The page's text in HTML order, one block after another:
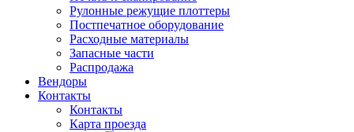
Рулонные режущие плоттеры
Постпечатное оборудование
Расходные материалы
Запасные части
Распродажа
Вендоры
Контакты
Контакты
Карта проезда